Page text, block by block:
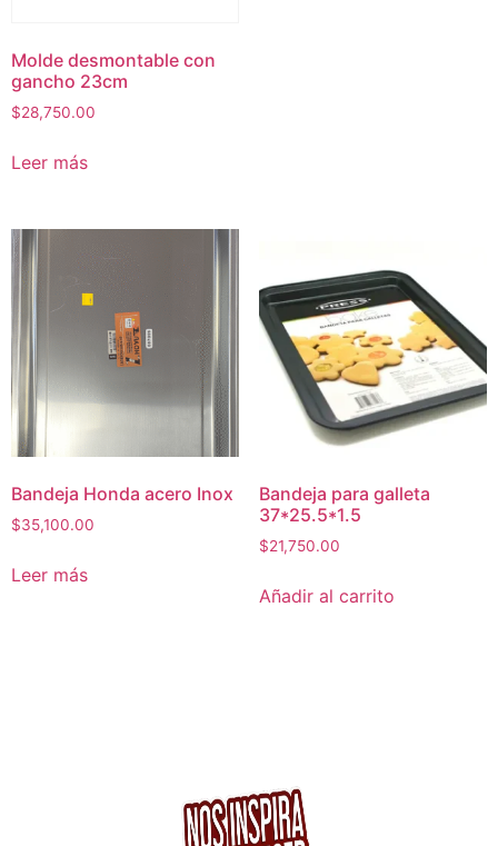
Molde desmontable con
gancho 23cm
$28,750.00
Leer más
Bandeja Honda acero Inox
$35,100.00
Leer más
Bandeja para galleta
37*25.5*1.5
$21,750.00
Añadir al carrito